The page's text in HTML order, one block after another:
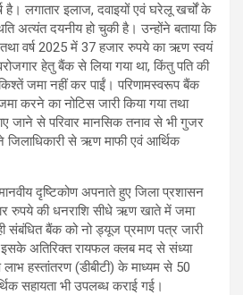
है। लगातार इलाज, दवाइयों एवं घरेलू खर्चों के
अत्यंत दयनीय हो चुकी है। उन्होंने बताया कि
वर्ष 2025 में 37 हजार रुपये का ऋण स्वयं
हेतु बैंक से लिया गया था, किंतु पति की
जमा नहीं कर पाईं। परिणामस्वरूप बैंक
करने का नोटिस जारी किया गया तथा
जाने से परिवार मानसिक तनाव से भी गुजर
जिलाधिकारी से ऋण माफी एवं आर्थिक
दृष्टिकोण अपनाते हुए जिला प्रशासन
की धनराशि सीधे ऋण खाते में जमा
संबंधित बैंक को नो ड्यूज प्रमाण पत्र जारी
अतिरिक्त रायफल क्लब मद से संध्या
हस्तांतरण (डीबीटी) के माध्यम से 50
सहायता भी उपलब्ध कराई गई।